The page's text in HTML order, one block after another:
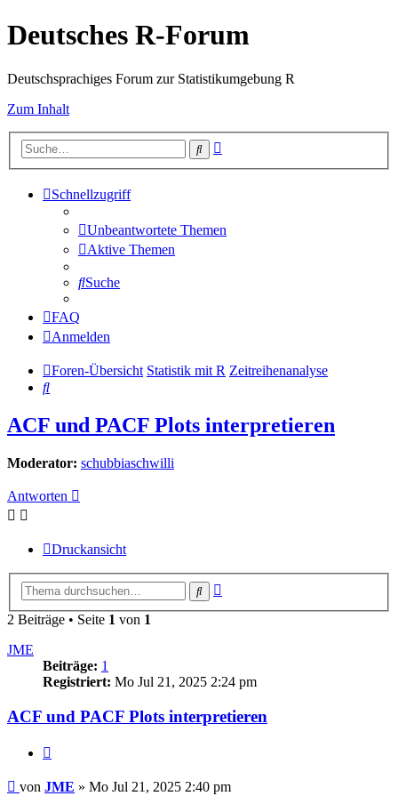
Deutsches R-Forum
Deutschsprachiges Forum zur Statistikumgebung R
Zum Inhalt
Suche
Schnellzugriff
Unbeantwortete Themen
Aktive Themen
Suche
FAQ
Anmelden
Foren-Übersicht Statistik mit R Zeitreihenanalyse
Suche
ACF und PACF Plots interpretieren
Moderator: schubbiaschwilli
Antworten
Druckansicht
Suche
2 Beiträge • Seite 1 von 1
JME
Beiträge: 1
Registriert: Mo Jul 21, 2025 2:24 pm
ACF und PACF Plots interpretieren
Beitrag
von JME » Mo Jul 21, 2025 2:40 pm